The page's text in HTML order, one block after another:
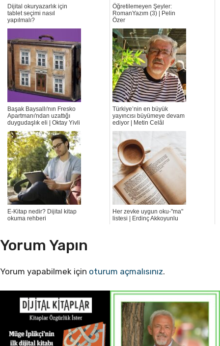
Dijital okuryazarlık için
tablet seçimi nasıl
yapılmalı?
Öğretilemeyen Şeyler:
RomanYazım (3) | Pelin
Özer
Başak Baysallı'nın Fresko
Apartmanı'ndan uzattığı
duygudaşlık eli | Oktay Yivli
Türkiye’nin en büyük
yayıncısı büyümeye devam
ediyor | Metin Celâl
E-Kitap nedir? Dijital kitap
okuma rehberi
Her zevke uygun oku-"ma"
listesi | Erdinç Akkoyunlu
Yorum Yapın
Yorum yapabilmek için oturum açmalısınız.